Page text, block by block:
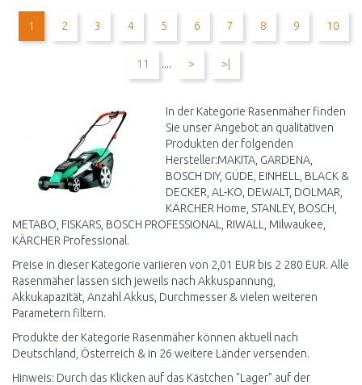
1 2 3 4 5 6 7 8 9 10
11 .... > >|
In der Kategorie Rasenmäher finden
Sie unser Angebot an qualitativen
Produkten der folgenden
Hersteller:MAKITA, GARDENA,
BOSCH DIY, GÜDE, EINHELL, BLACK &
DECKER, AL-KO, DEWALT, DOLMAR,
KÄRCHER Home, STANLEY, BOSCH,
METABO, FISKARS, BOSCH PROFESSIONAL, RIWALL, Milwaukee,
KÄRCHER Professional.
Preise in dieser Kategorie variieren von 2,01 EUR bis 2 280 EUR. Alle
Rasenmäher lassen sich jeweils nach Akkuspannung,
Akkukapazität, Anzahl Akkus, Durchmesser & vielen weiteren
Parametern filtern.
Produkte der Kategorie Rasenmäher können aktuell nach
Deutschland, Österreich & in 26 weitere Länder versenden.
Hinweis: Durch das Klicken auf das Kästchen "Lager" auf der